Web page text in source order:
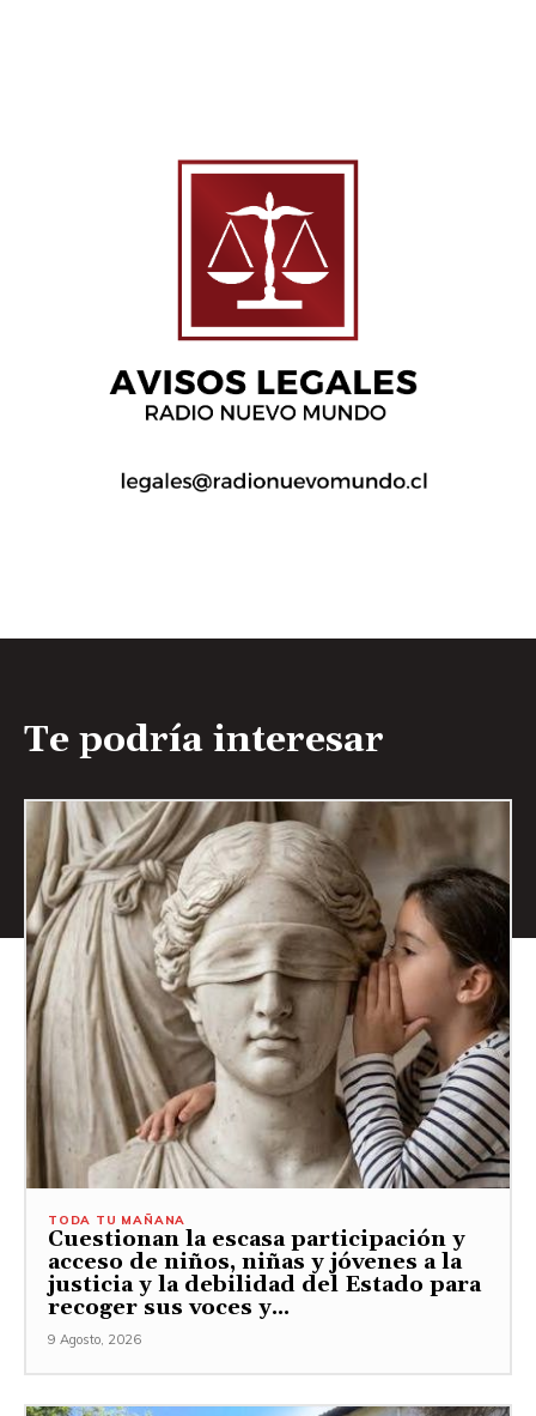
Te podría interesar
TODA TU MAÑANA
Cuestionan la escasa participación y
acceso de niños, niñas y jóvenes a la
justicia y la debilidad del Estado para
recoger sus voces y...
9 Agosto, 2026